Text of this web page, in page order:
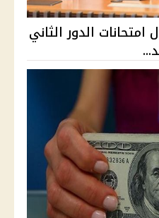
الدور الثاني